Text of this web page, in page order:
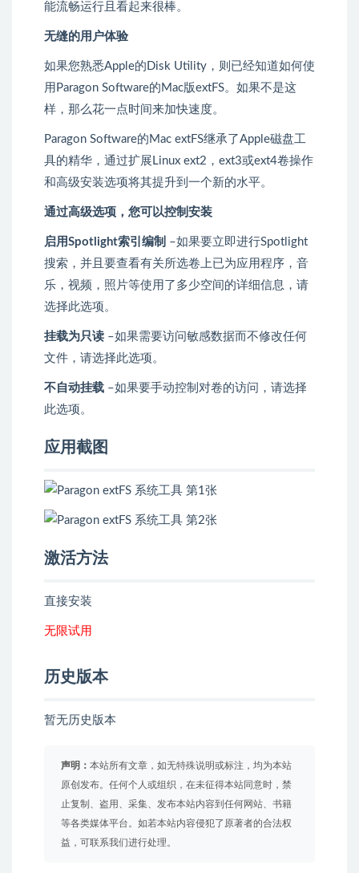
能流畅运行且看起来很棒。
无缝的用户体验
如果您熟悉Apple的Disk Utility，则已经知道如何使
用Paragon Software的Mac版extFS。如果不是这
样，那么花一点时间来加快速度。
Paragon Software的Mac extFS继承了Apple磁盘工
具的精华，通过扩展Linux ext2，ext3或ext4卷操作
和高级安装选项将其提升到一个新的水平。
通过高级选项，您可以控制安装
启用S​​potlight索引编制 –如果要立即进行Spotlight
搜索，并且要查看有关所选卷上已为应用程序，音
乐，视频，照片等使用了多少空间的详细信息，请
选择此选项。
挂载为只读 –如果需要访问敏感数据而不修改任何
文件，请选择此选项。
不自动挂载 –如果要手动控制对卷的访问，请选择
此选项。
应用截图
激活方法
直接安装
无限试用
历史版本
暂无历史版本
声明： 本站所有文章，如无特殊说明或标注，均为本站
原创发布。任何个人或组织，在未征得本站同意时，禁
止复制、盗用、采集、发布本站内容到任何网站、书籍
等各类媒体平台。如若本站内容侵犯了原著者的合法权
益，可联系我们进行处理。